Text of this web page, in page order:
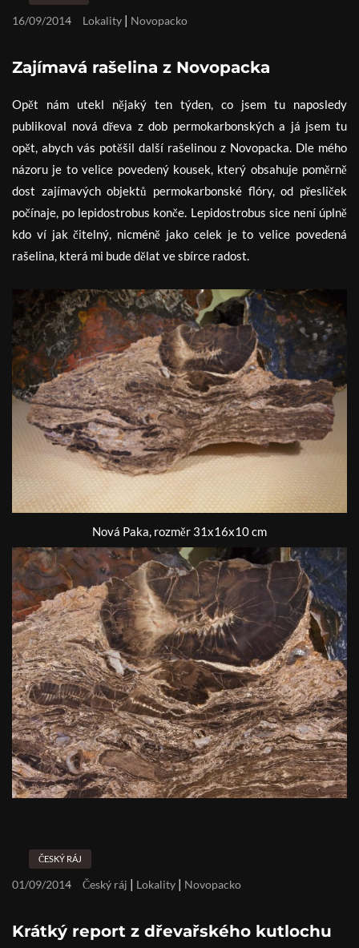
16/09/2014 Lokality | Novopacko
Zajímavá rašelina z Novopacka
Opět nám utekl nějaký ten týden, co jsem tu naposledy
publikoval nová dřeva z dob permokarbonských a já jsem tu
opět, abych vás potěšil další rašelinou z Novopacka. Dle mého
názoru je to velice povedený kousek, který obsahuje poměrně
dost zajímavých objektů permokarbonské flóry, od přesliček
počínaje, po lepidostrobus konče. Lepidostrobus sice není úplně
kdo ví jak čitelný, nicméně jako celek je to velice povedená
rašelina, která mi bude dělat ve sbírce radost.
Nová Paka, rozměr 31x16x10 cm
ČESKÝ RÁJ
01/09/2014 Český ráj | Lokality | Novopacko
Krátký report z dřevařského kutlochu